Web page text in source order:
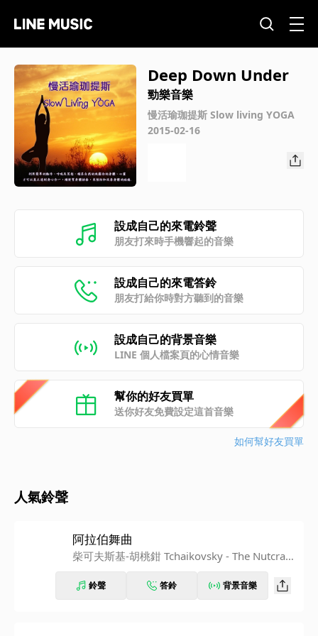
Deep Down Under
勁樂音樂
慢活瑜珈提斯 Slow living YOGA
2015-02-16
設成自己的來電鈴聲
朋友打來時手機響起的音樂
設成自己的來電答鈴
朋友打給你時對方聽到的音樂
設成自己的背景音樂
LINE 個人檔案頁的心情音樂
幫你的好友買單
送你好友免費設定這首音樂
如何幫好友買單
人氣鈴聲
阿拉伯舞曲
柴可夫斯基-胡桃鉗 Tchaikovsky - The Nutcrack
鈴聲 答鈴 背景音樂